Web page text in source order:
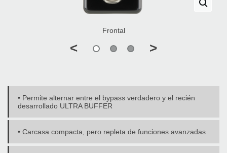
Frontal
< >
• Permite alternar entre el bypass verdadero y el recién
desarrollado ULTRA BUFFER
• Carcasa compacta, pero repleta de funciones avanzadas